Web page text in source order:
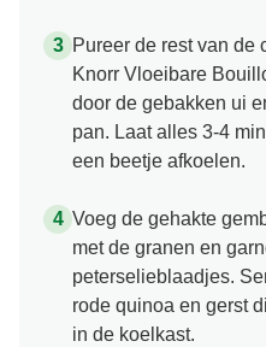
Pureer de rest van de
Knorr Vloeibare
door de gebakken ui
pan. Laat alles 3-4
een beetje afkoelen.
Voeg de gehakte
met de granen en
peterselieblaadjes.
rode quinoa en gerst
in de koelkast.